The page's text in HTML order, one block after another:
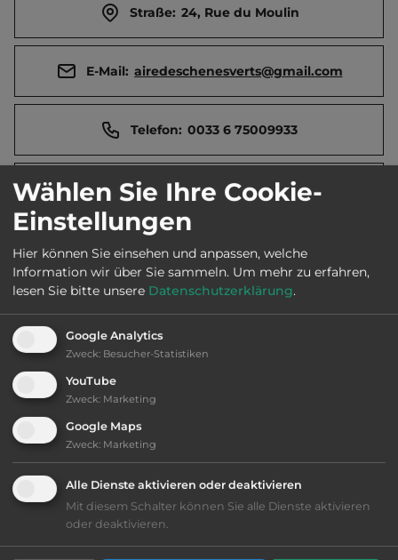
Straße: 24, Rue du Moulin
E-Mail: airedeschenesverts@gmail.com
Telefon: 0033 6 75009933
Webseite: www.airedeschenesverts.com/
Öffnungszeiten: Ganzjährig geöffnet
Ausstattung:
bis 15,- Euro
kiesig, harter Grund
teilweise Schatten
Wählen Sie Ihre Cookie-
Einstellungen
Hier können Sie einsehen und anpassen, welche
Information wir über Sie sammeln. Um mehr zu erfahren,
lesen Sie bitte unsere Datenschutzerklärung.
Google Analytics
Zweck: Besucher-Statistiken
YouTube
Zweck: Marketing
Google Maps
Zweck: Marketing
Alle Dienste aktivieren oder deaktivieren
Mit diesem Schalter können Sie alle Dienste aktivieren
oder deaktivieren.